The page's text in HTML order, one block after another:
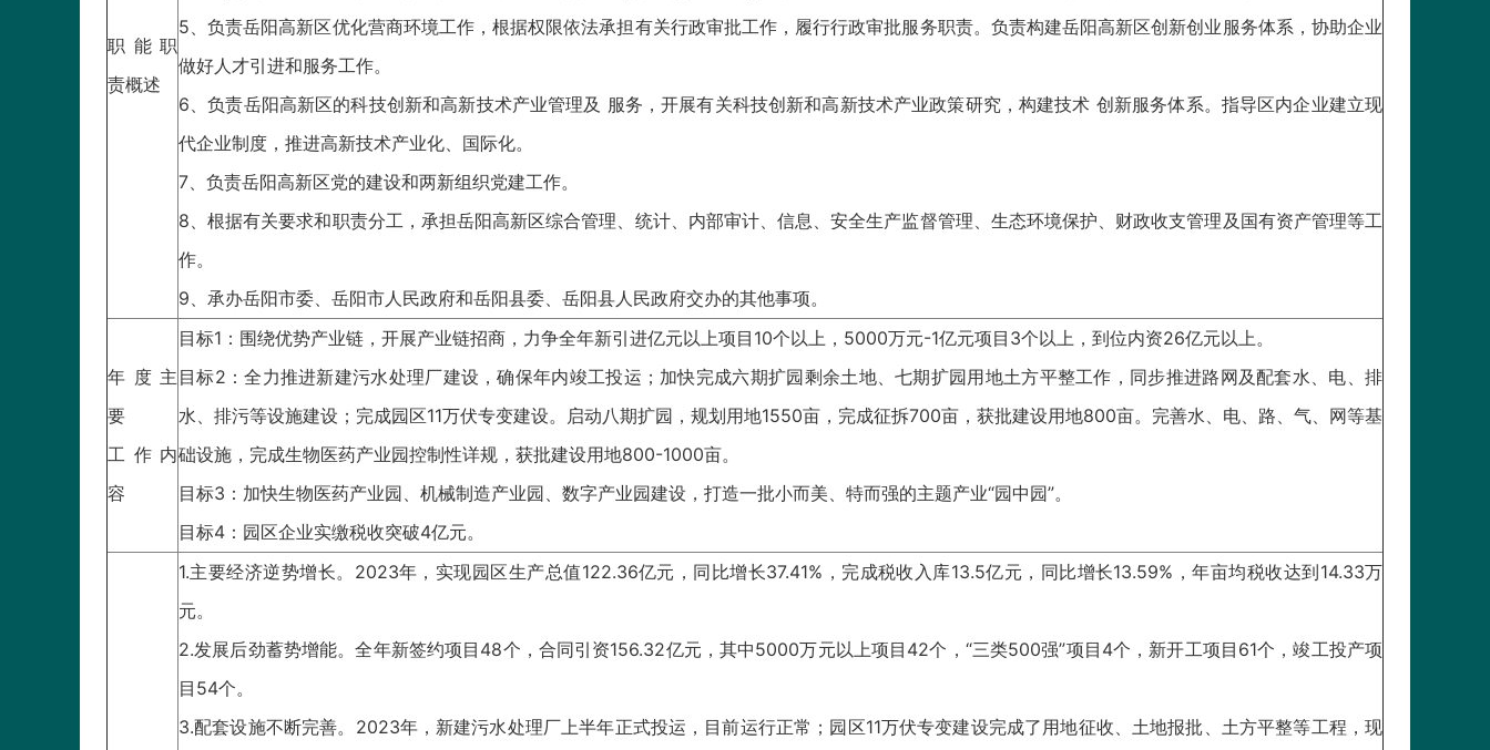
职能职
责概述
5、负责岳阳高新区优化营商环境工作，根据权限依法承担有关行政审批工作，履行行政审批服务职责。负责构建岳阳高新区创新创业服务体系，协助企业
做好人才引进和服务工作。
6、负责岳阳高新区的科技创新和高新技术产业管理及 服务，开展有关科技创新和高新技术产业政策研究，构建技术 创新服务体系。指导区内企业建立现
代企业制度，推进高新技术产业化、国际化。
7、负责岳阳高新区党的建设和两新组织党建工作。
8、根据有关要求和职责分工，承担岳阳高新区综合管理、统计、内部审计、信息、安全生产监督管理、生态环境保护、财政收支管理及国有资产管理等工
作。
9、承办岳阳市委、岳阳市人民政府和岳阳县委、岳阳县人民政府交办的其他事项。
年度主
要
工作内
容
目标1：围绕优势产业链，开展产业链招商，力争全年新引进亿元以上项目10个以上，5000万元-1亿元项目3个以上，到位内资26亿元以上。
目标2：全力推进新建污水处理厂建设，确保年内竣工投运；加快完成六期扩园剩余土地、七期扩园用地土方平整工作，同步推进路网及配套水、电、排
水、排污等设施建设；完成园区11万伏专变建设。启动八期扩园，规划用地1550亩，完成征拆700亩，获批建设用地800亩。完善水、电、路、气、网等基
础设施，完成生物医药产业园控制性详规，获批建设用地800-1000亩。
目标3：加快生物医药产业园、机械制造产业园、数字产业园建设，打造一批小而美、特而强的主题产业“园中园”。
目标4：园区企业实缴税收突破4亿元。
1.主要经济逆势增长。2023年，实现园区生产总值122.36亿元，同比增长37.41%，完成税收入库13.5亿元，同比增长13.59%，年亩均税收达到14.33万
元。
2.发展后劲蓄势增能。全年新签约项目48个，合同引资156.32亿元，其中5000万元以上项目42个，“三类500强”项目4个，新开工项目61个，竣工投产项
目54个。
3.配套设施不断完善。2023年，新建污水处理厂上半年正式投运，目前运行正常；园区11万伏专变建设完成了用地征收、土地报批、土方平整等工程，现